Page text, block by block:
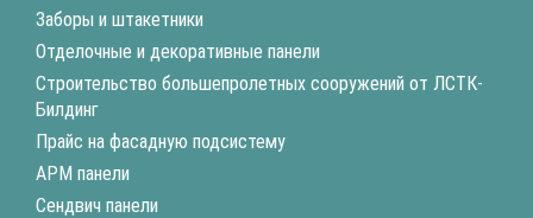
Заборы и штакетники
Отделочные и декоративные панели
Строительство большепролетных сооружений от ЛСТК-
Билдинг
Прайс на фасадную подсистему
АРМ панели
Сендвич панели